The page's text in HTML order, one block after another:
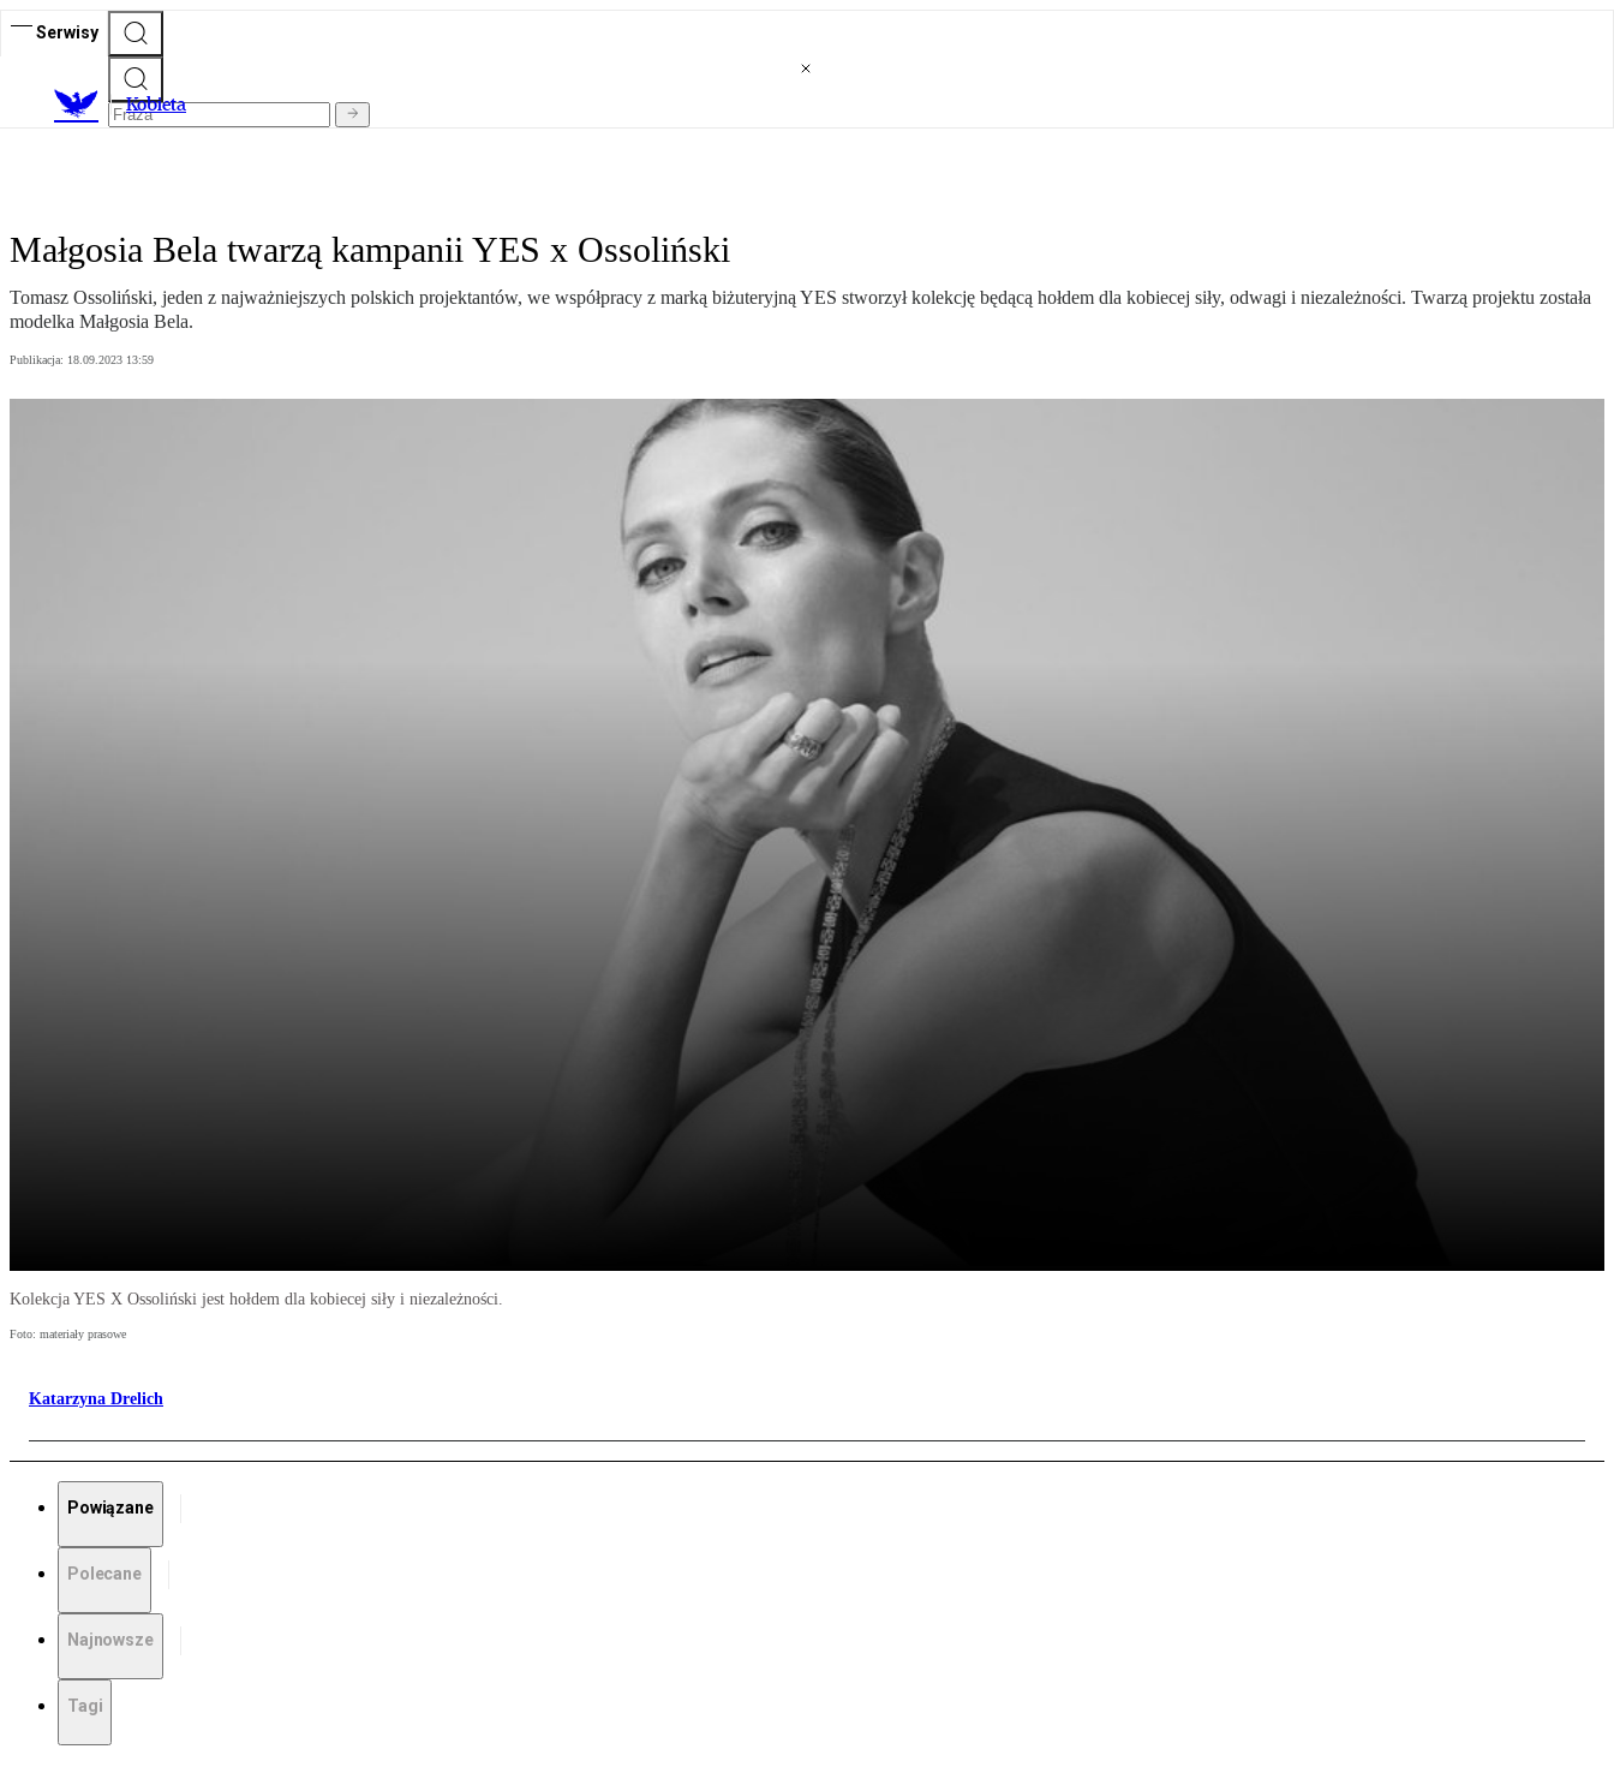
Serwisy
Kobieta
Małgosia Bela twarzą kampanii YES x Ossoliński
Tomasz Ossoliński, jeden z najważniejszych polskich projektantów, we współpracy z marką biżuteryjną YES stworzył kolekcję będącą hołdem dla kobiecej siły, odwagi i niezależności. Twarzą projektu została
modelka Małgosia Bela.
Publikacja: 18.09.2023 13:59
Kolekcja YES X Ossoliński jest hołdem dla kobiecej siły i niezależności.
Foto: materiały prasowe
Katarzyna Drelich
Powiązane
Polecane
Najnowsze
Tagi